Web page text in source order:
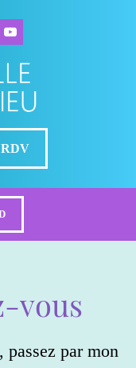
vous
passez par mon